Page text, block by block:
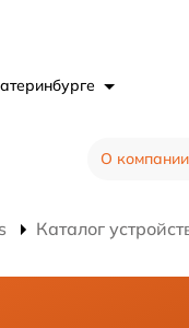
О компании
Каталог